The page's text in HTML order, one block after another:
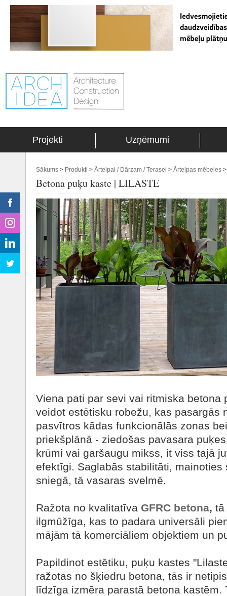
Projekti Uzņēmumi
Sākums > Produkti > Ārtelpai / Dārzam / Terasei > Ārtelpas mēbeles
Betona puķu kaste | LILASTE
Viena pati par sevi vai ritmiska betona
veidot estētisku robežu, kas pasargās
pasvītros kādas funkcionālās zonas
priekšplānā - ziedošas pavasara
krūmi vai garšaugu mikss, it viss tajā
efektīgi. Saglabās stabilitāti,
sniegā, tā vasaras svelmē.
Ražota no kvalitatīva GFRC betona, tā
ilgmūžīga, kas to padara universāli
mājām tā komerciāliem objektiem un
Papildinot estētiku, puķu kastes
ražotas no šķiedru betona, tās ir
līdzīga izmēra parastā betona kastēm.